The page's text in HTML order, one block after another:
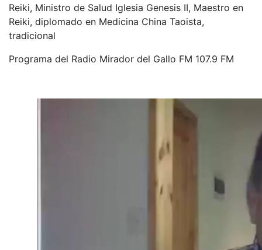
Reiki, Ministro de Salud Iglesia Genesis II, Maestro en
Reiki, diplomado en Medicina China Taoista,
tradicional
Programa del Radio Mirador del Gallo FM 107.9 FM